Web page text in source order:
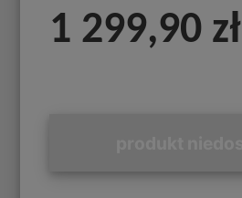
1 299,90 zł